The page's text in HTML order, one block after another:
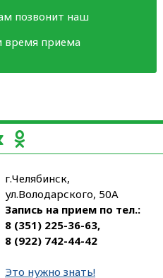
позвонит наш
время приема
г.Челябинск,
ул.Володарского, 50А
Запись на прием по тел.:
8 (351) 225-36-63,
8 (922) 742-44-42
Это нужно знать!